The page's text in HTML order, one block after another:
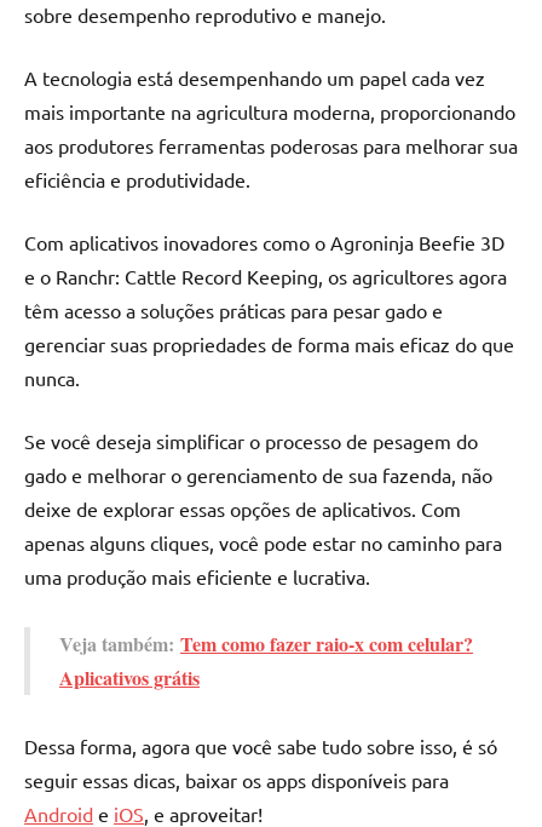
sobre desempenho reprodutivo e manejo.
A tecnologia está desempenhando um papel cada vez
mais importante na agricultura moderna, proporcionando
aos produtores ferramentas poderosas para melhorar sua
eficiência e produtividade.
Com aplicativos inovadores como o Agroninja Beefie 3D
e o Ranchr: Cattle Record Keeping, os agricultores agora
têm acesso a soluções práticas para pesar gado e
gerenciar suas propriedades de forma mais eficaz do que
nunca.
Se você deseja simplificar o processo de pesagem do
gado e melhorar o gerenciamento de sua fazenda, não
deixe de explorar essas opções de aplicativos. Com
apenas alguns cliques, você pode estar no caminho para
uma produção mais eficiente e lucrativa.
Veja também: Tem como fazer raio-x com celular?
Aplicativos grátis
Dessa forma, agora que você sabe tudo sobre isso, é só
seguir essas dicas, baixar os apps disponíveis para
Android e iOS , e aproveitar!